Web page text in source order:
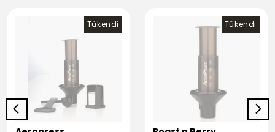
Tükendi Tükendi